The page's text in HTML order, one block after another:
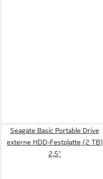
Seagate Basic Portable Drive
externe HDD-Festplatte (2 TB)
2,5"